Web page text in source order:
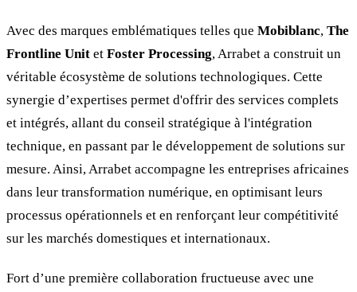
Avec des marques emblématiques telles que Mobiblanc, The
Frontline Unit et Foster Processing, Arrabet a construit un
véritable écosystème de solutions technologiques. Cette
synergie d’expertises permet d'offrir des services complets
et intégrés, allant du conseil stratégique à l'intégration
technique, en passant par le développement de solutions sur
mesure. Ainsi, Arrabet accompagne les entreprises africaines
dans leur transformation numérique, en optimisant leurs
processus opérationnels et en renforçant leur compétitivité
sur les marchés domestiques et internationaux.
Fort d’une première collaboration fructueuse avec une